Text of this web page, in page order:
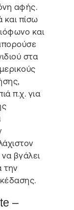
αφής.
πίσω
και
στα
π.χ. για
βγάλει
την
–